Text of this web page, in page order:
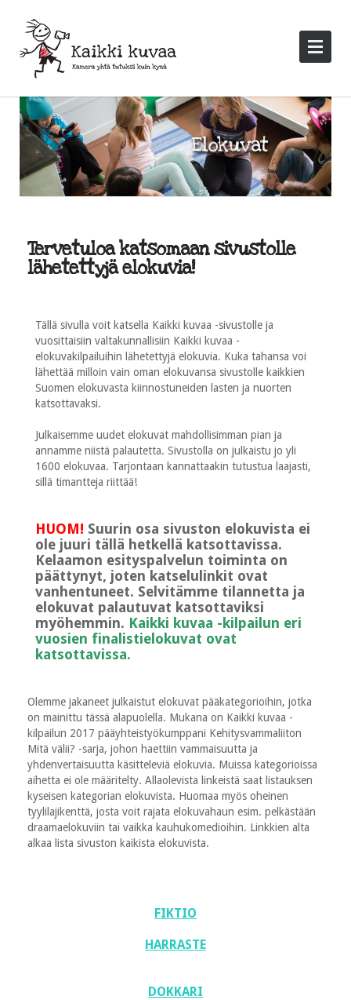
Tervetuloa katsomaan sivustolle
lähetettyjä elokuvia!
Tällä sivulla voit katsella Kaikki kuvaa -sivustolle ja
vuosittaisiin valtakunnallisiin Kaikki kuvaa -
elokuvakilpailuihin lähetettyjä elokuvia. Kuka tahansa voi
lähettää milloin vain oman elokuvansa sivustolle kaikkien
Suomen elokuvasta kiinnostuneiden lasten ja nuorten
katsottavaksi.
Julkaisemme uudet elokuvat mahdollisimman pian ja
annamme niistä palautetta. Sivustolla on julkaistu jo yli
1600 elokuvaa. Tarjontaan kannattaakin tutustua laajasti,
sillä timantteja riittää!
HUOM! Suurin osa sivuston elokuvista ei
ole juuri tällä hetkellä katsottavissa.
Kelaamon esityspalvelun toiminta on
päättynyt, joten katselulinkit ovat
vanhentuneet. Selvitämme tilannetta ja
elokuvat palautuvat katsottaviksi
myöhemmin. Kaikki kuvaa -kilpailun eri
vuosien finalistielokuvat ovat
katsottavissa.
Olemme jakaneet julkaistut elokuvat pääkategorioihin, jotka
on mainittu tässä alapuolella. Mukana on Kaikki kuvaa -
kilpailun 2017 pääyhteistyökumppani Kehitysvammaliiton
Mitä välii? -sarja, johon haettiin vammaisuutta ja
yhdenvertaisuutta käsitteleviä elokuvia. Muissa kategorioissa
aihetta ei ole määritelty. Allaolevista linkeistä saat listauksen
kyseisen kategorian elokuvista. Huomaa myös oheinen
tyylilajikenttä, josta voit rajata elokuvahaun esim. pelkästään
draamaelokuviin tai vaikka kauhukomedioihin. Linkkien alta
alkaa lista sivuston kaikista elokuvista.
FIKTIO
HARRASTE
DOKKARI